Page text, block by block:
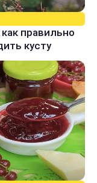
правильно
кусту